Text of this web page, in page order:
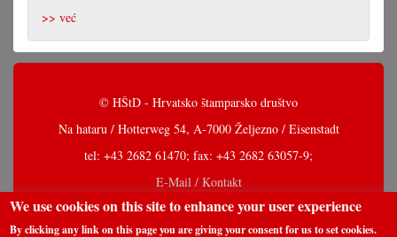
>> već
© HŠtD - Hrvatsko štamparsko društvo
Na hataru / Hotterweg 54, A-7000 Željezno / Eisenstadt
tel: +43 2682 61470; fax: +43 2682 63057-9;
E-Mail / Kontakt
We use cookies on this site to enhance your user experience
By clicking any link on this page you are giving your consent for us to set cookies.